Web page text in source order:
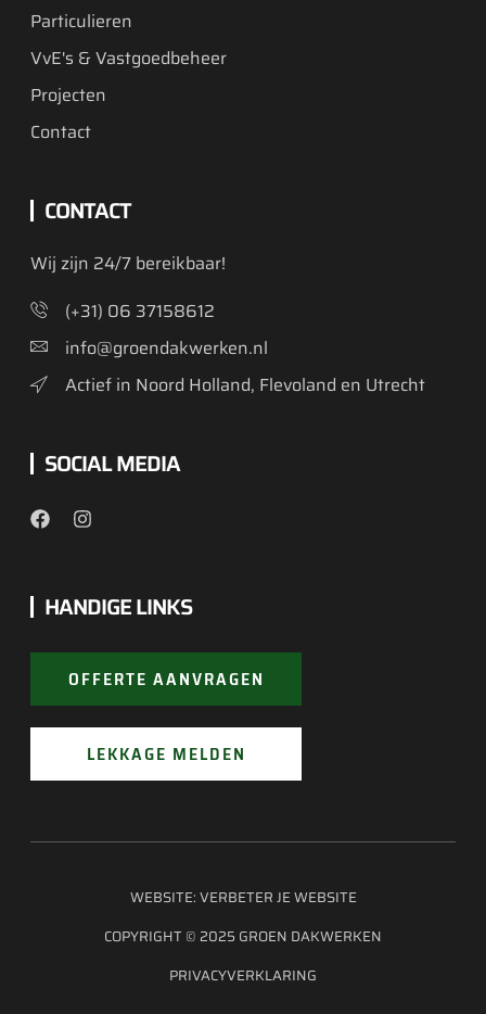
Particulieren
VvE's & Vastgoedbeheer
Projecten
Contact
CONTACT
Wij zijn 24/7 bereikbaar!
(+31) 06 37158612
info@groendakwerken.nl
Actief in Noord Holland, Flevoland en Utrecht
SOCIAL MEDIA
HANDIGE LINKS
OFFERTE AANVRAGEN
LEKKAGE MELDEN
COPYRIGHT © 2025 GROEN DAKWERKEN
PRIVACYVERKLARING
WEBSITE:VERBETER JE WEBSITE